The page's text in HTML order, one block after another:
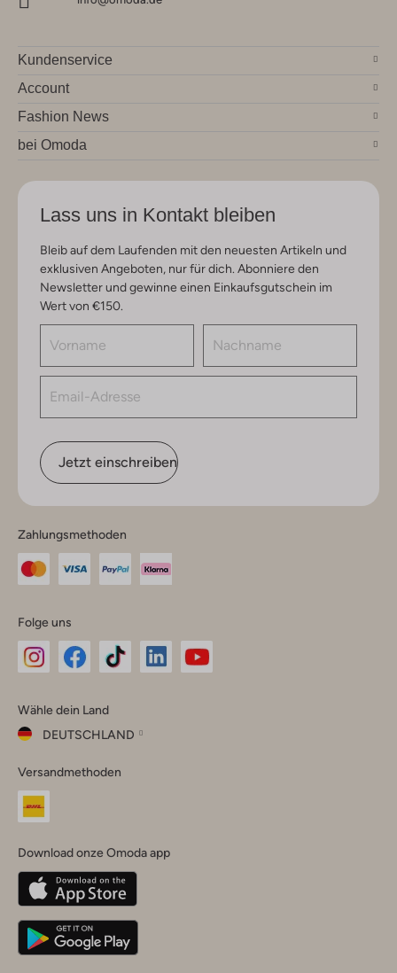
Kundenservice
Account
Fashion News
bei Omoda
Lass uns in Kontakt bleiben
Bleib auf dem Laufenden mit den neuesten Artikeln und
exklusiven Angeboten, nur für dich. Abonniere den
Newsletter und gewinne einen Einkaufsgutschein im
Wert von €150.
Jetzt einschreiben
Zahlungsmethoden
Folge uns
Instagram
Facebook
TikTok
Wähle dein Land
DEUTSCHLAND
dein
Land
Belgique(Français)
Deutschland
Versandmethoden
Download onze Omoda app